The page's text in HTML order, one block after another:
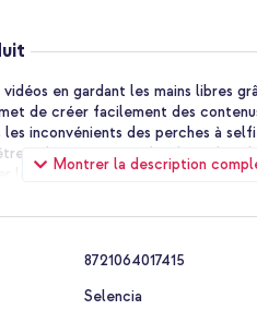
Montrer la description
en gardant les mains libres
de créer facilement des
les inconvénients des perches à
utilisé pour regarder des vidéos
le support au mur ou sur toute
votre téléphone en place
à utiliser le support. En
8721064017415
Selencia